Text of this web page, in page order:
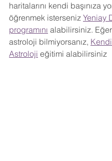
haritalarını kendi başınıza
öğrenmek isterseniz Yeniay
programını alabilirsiniz.
astroloji bilmiyorsanız,
Astroloji eğitimi alabilirsiniz